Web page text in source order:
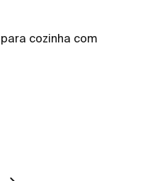
cozinha com